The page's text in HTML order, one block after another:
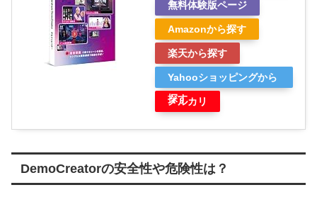
無料体験版ページ
Amazonから探す
楽天から探す
Yahooショッピングから
探す
メルカリ
DemoCreatorの安全性や危険性は？